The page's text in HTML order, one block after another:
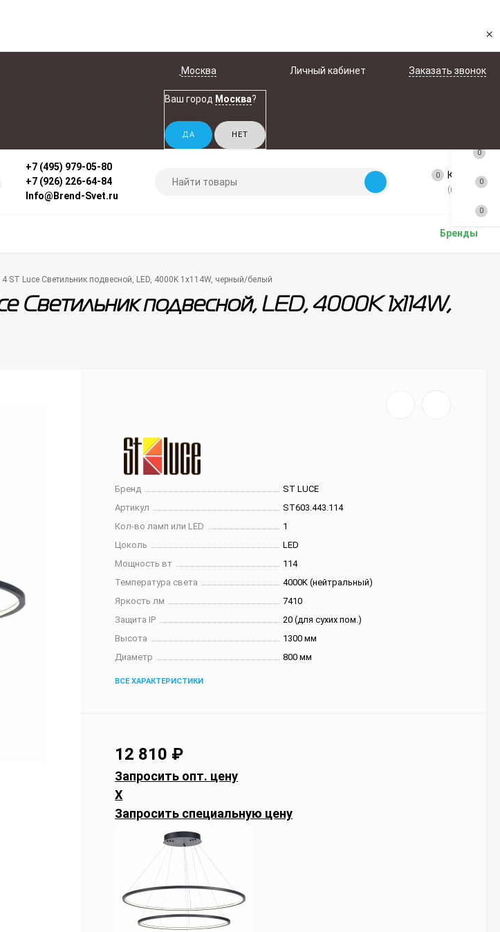
×
Москва
Ваш город Москва?
Личный кабинет Заказать звонок
+7 (495) 979-05-80
+7 (926) 226-64-84
Info@Brend-Svet.ru
0 Корзина
(пусто)
Бренды
ST Luce Светильник подвесной, LED, 4000K 1х114W, черный/белый
Светильник подвесной, LED, 4000K 1х114W,
Бренд
ST LUCE
Артикул
ST603.443.114
Кол-во ламп или LED
1
Цоколь
LED
Мощность вт
114
Температура света
4000K (нейтральный)
Яркость лм
7410
Защита IP
20 (для сухих пом.)
Высота
1300 мм
Диаметр
800 мм
ВСЕ ХАРАКТЕРИСТИКИ
12 810 ₽
Запросить опт. цену
X
Запросить специальную цену
0
0
0